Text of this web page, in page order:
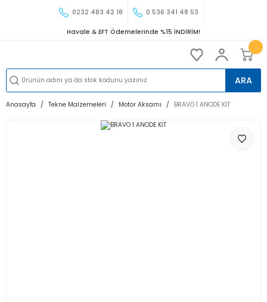
0232 483 42 18 0 536 341 48 53
Havale & EFT Ödemelerinde %15 İNDİRİM!
ARA
Anasayfa Tekne Malzemeleri Motor Aksamı BRAVO 1 ANODE KİT